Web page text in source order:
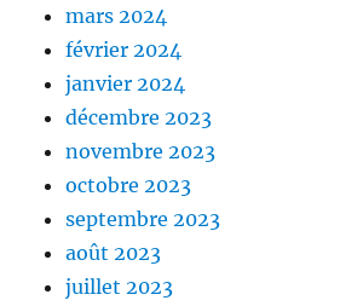
mars 2024
février 2024
janvier 2024
décembre 2023
novembre 2023
octobre 2023
septembre 2023
août 2023
juillet 2023